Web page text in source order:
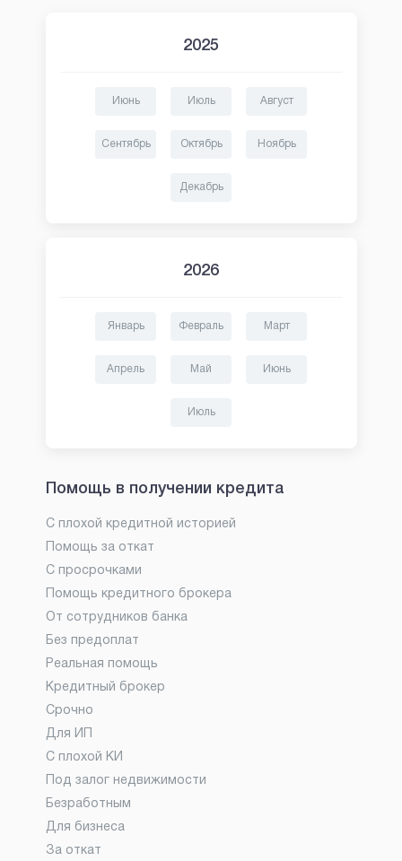
2025
Июнь Июль Август
Сентябрь Октябрь Ноябрь
Декабрь
2026
Январь Февраль Март
Апрель Май Июнь
Июль
Помощь в получении кредита
С плохой кредитной историей
Помощь за откат
С просрочками
Помощь кредитного брокера
От сотрудников банка
Без предоплат
Реальная помощь
Кредитный брокер
Срочно
Для ИП
С плохой КИ
Под залог недвижимости
Безработным
Для бизнеса
За откат